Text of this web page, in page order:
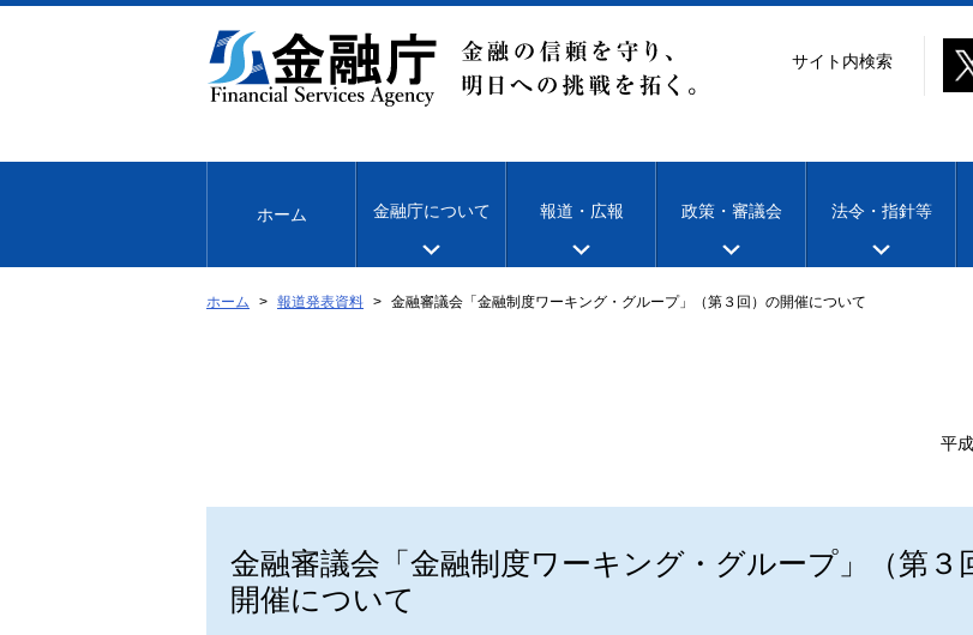
文
移
サイト内検索
ホーム 金融庁について 報道・広報 政策・審議会 法令・指針等
ホーム 報道発表資料 金融審議会「金融制度ワーキング・グループ」（第３回）の開催について
平
金融審議会「金融制度ワーキング・グループ」（第３
開催について